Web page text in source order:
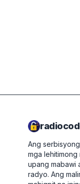
Ang
mga lehitimong
upang mabawi
radyo. Ang